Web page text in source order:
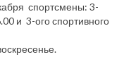
спортсмены: 3-
и 3-ого спортивного